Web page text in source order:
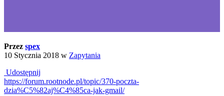
Przez spex
10 Stycznia 2018 w Zapytania
Udostępnij
https://forum.rootnode.pl/topic/370-poczta-
dzia%C5%82aj%C4%85ca-jak-gmail/